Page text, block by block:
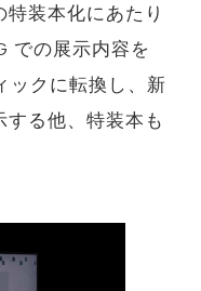
装本化にあたり
での展⽰内容を
ックに転換し、新
る他、特装本も